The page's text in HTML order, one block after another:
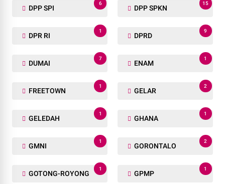
DPP SPI
6
DPP SPKN
15
DPR RI
1
DPRD
9
DUMAI
7
ENAM
1
FREETOWN
1
GELAR
2
GELEDAH
1
GHANA
1
GMNI
1
GORONTALO
2
GOTONG-ROYONG
1
GPMP
1